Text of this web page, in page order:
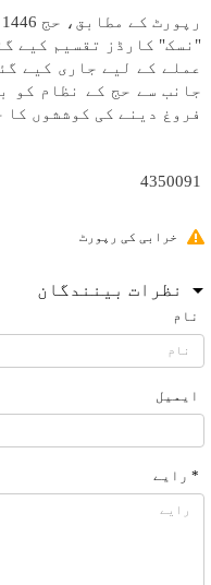
عملے کے لیے جاری کیے
جانب سے حج کے نظام کو
فروغ دینے کی کوششوں کا
4350091
خرابی کی رپورٹ
نظرات بینندگان
نام
ایمیل
* رایے